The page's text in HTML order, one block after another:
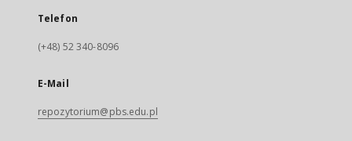
Telefon
(+48) 52 340-8096
E-Mail
repozytorium@pbs.edu.pl